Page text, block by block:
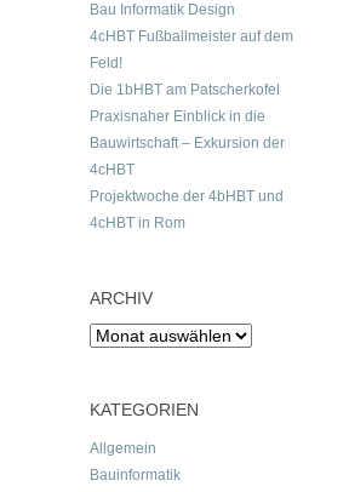
Bau Informatik Design
4cHBT Fußballmeister auf dem
Feld!
Die 1bHBT am Patscherkofel
Praxisnaher Einblick in die
Bauwirtschaft – Exkursion der
4cHBT
Projektwoche der 4bHBT und
4cHBT in Rom
ARCHIV
Archiv
KATEGORIEN
Allgemein
Bauinformatik